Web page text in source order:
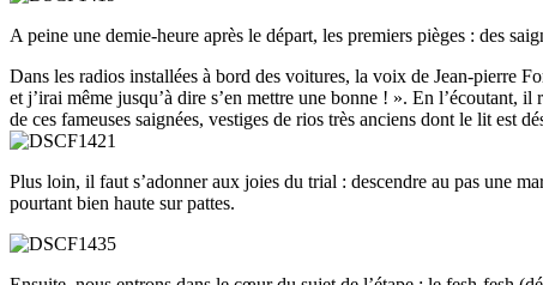
A peine une demie-heure après le départ, les premiers pièges : des
Dans les radios installées à bord des voitures, la voix de Jean-pierre
et j’irai même jusqu’à dire s’en mettre une bonne ! ». En l’écoutant,
de ces fameuses saignées, vestiges de rios très anciens dont le lit est
Plus loin, il faut s’adonner aux joies du trial : descendre au pas une
pourtant bien haute sur pattes.